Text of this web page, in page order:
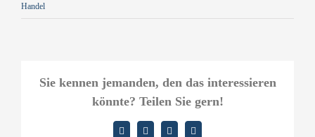
Handel
Sie kennen jemanden, den das interessieren
könnte? Teilen Sie gern!